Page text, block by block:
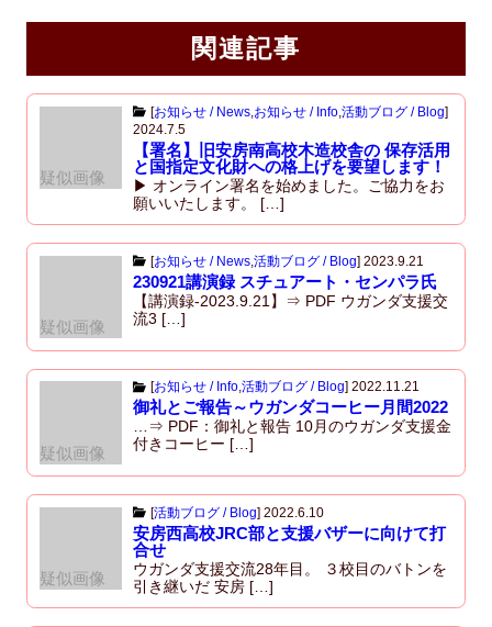
関連記事
疑似画像
[お知らせ / News,お知らせ / Info,活動ブログ / Blog]
2024.7.5
【署名】旧安房南高校木造校舎の 保存活用
と国指定文化財への格上げを要望します！
▶ オンライン署名を始めました。ご協力をお
願いいたします。 […]
疑似画像
[お知らせ / News,活動ブログ / Blog] 2023.9.21
230921講演録 スチュアート・センパラ氏
【講演録-2023.9.21】⇒ PDF ウガンダ支援交
流3 […]
疑似画像
[お知らせ / Info,活動ブログ / Blog] 2022.11.21
御礼とご報告～ウガンダコーヒー月間2022
…⇒ PDF：御礼と報告 10月のウガンダ支援金
付きコーヒー […]
疑似画像
[活動ブログ / Blog] 2022.6.10
安房西高校JRC部と支援バザーに向けて打
合せ
ウガンダ支援交流28年目。 ３校目のバトンを
引き継いだ 安房 […]